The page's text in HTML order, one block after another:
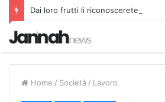
Dai loro frutti li riconoscerete
Home / Società / Lavoro